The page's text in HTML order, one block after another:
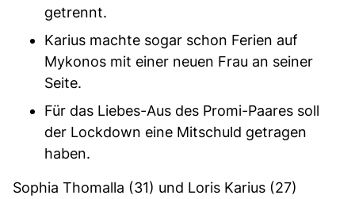
getrennt.
Karius machte sogar schon Ferien auf
Mykonos mit einer neuen Frau an seiner
Seite.
Für das Liebes-Aus des Promi-Paares soll
der Lockdown eine Mitschuld getragen
haben.
Sophia Thomalla (31) und Loris Karius (27)